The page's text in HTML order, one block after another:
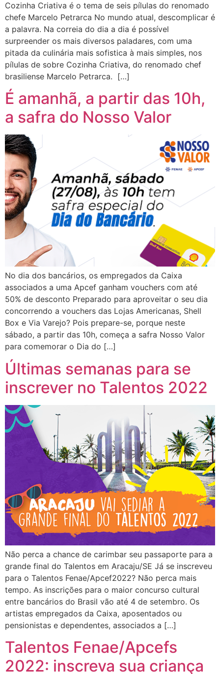
Cozinha Criativa é o tema de seis pílulas do renomado
chefe Marcelo Petrarca No mundo atual, descomplicar é
a palavra. Na correia do dia a dia é possível
surpreender os mais diversos paladares, com uma
pitada da culinária mais sofistica à mais simples, nos
pílulas de sobre Cozinha Criativa, do renomado chef
brasiliense Marcelo Petrarca. […]
É amanhã, a partir das 10h,
a safra do Nosso Valor
No dia dos bancários, os empregados da Caixa
associados a uma Apcef ganham vouchers com até
50% de desconto Preparado para aproveitar o seu dia
concorrendo a vouchers das Lojas Americanas, Shell
Box e Via Varejo? Pois prepare-se, porque neste
sábado, a partir das 10h, começa a safra Nosso Valor
para comemorar o Dia do […]
Últimas semanas para se
inscrever no Talentos 2022
Não perca a chance de carimbar seu passaporte para a
grande final do Talentos em Aracaju/SE Já se inscreveu
para o Talentos Fenae/Apcef2022? Não perca mais
tempo. As inscrições para o maior concurso cultural
entre bancários do Brasil vão até 4 de setembro. Os
artistas empregados da Caixa, aposentados ou
pensionistas e dependentes, associados a […]
Talentos Fenae/Apcefs
2022: inscreva sua criança